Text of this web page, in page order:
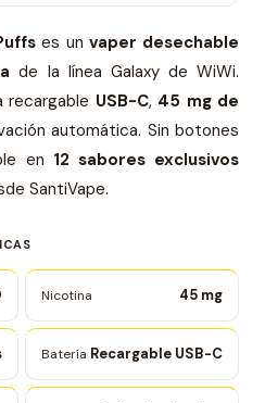
es un vaper desechable
de la línea Galaxy de WiWi.
recargable USB-C, 45 mg de
automática. Sin botones
en 12 sabores exclusivos
SantiVape.
Nicotina 45 mg
Batería Recargable USB-C